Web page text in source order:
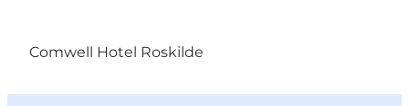
Comwell Hotel Roskilde